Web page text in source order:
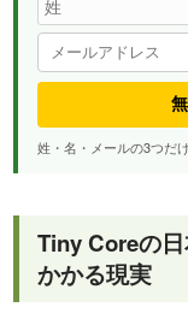
姓・名・メールの3つだ
Tiny Coreの
かかる現実